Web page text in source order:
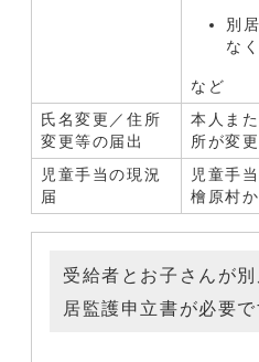
別
な
など
氏名変更／住所
変更等の届出
本人ま
所が変
児童手当の現況
届
児童手
檜原村
受給者とお子さんが
居監護申立書が必要で